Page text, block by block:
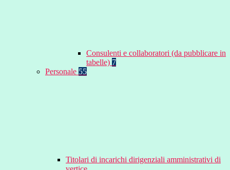
Consulenti e collaboratori (da pubblicare in
tabelle) 7
Personale 55
Titolari di incarichi dirigenziali amministrativi di